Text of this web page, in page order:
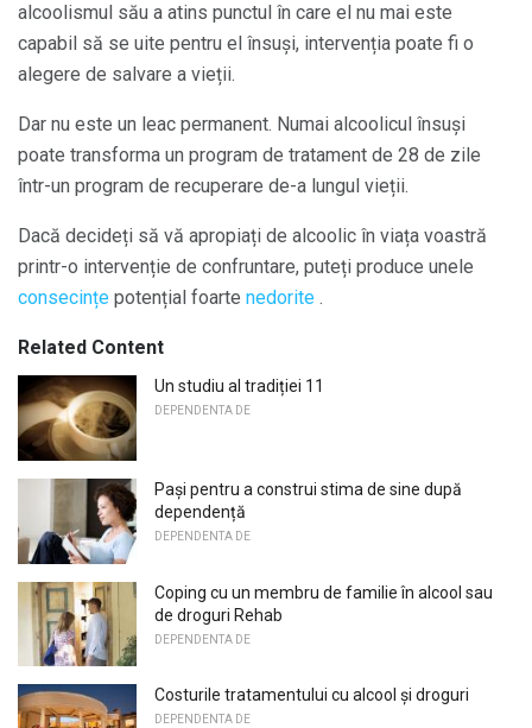
alcoolismul său a atins punctul în care el nu mai este
capabil să se uite pentru el însuși, intervenția poate fi o
alegere de salvare a vieții.
Dar nu este un leac permanent. Numai alcoolicul însuși
poate transforma un program de tratament de 28 de zile
într-un program de recuperare de-a lungul vieții.
Dacă decideți să vă apropiați de alcoolic în viața voastră
printr-o intervenție de confruntare, puteți produce unele
consecințe potențial foarte nedorite .
Related Content
Un studiu al tradiției 11
DEPENDENTA DE
Pași pentru a construi stima de sine după
dependență
DEPENDENTA DE
Coping cu un membru de familie în alcool sau
de droguri Rehab
DEPENDENTA DE
Costurile tratamentului cu alcool și droguri
DEPENDENTA DE